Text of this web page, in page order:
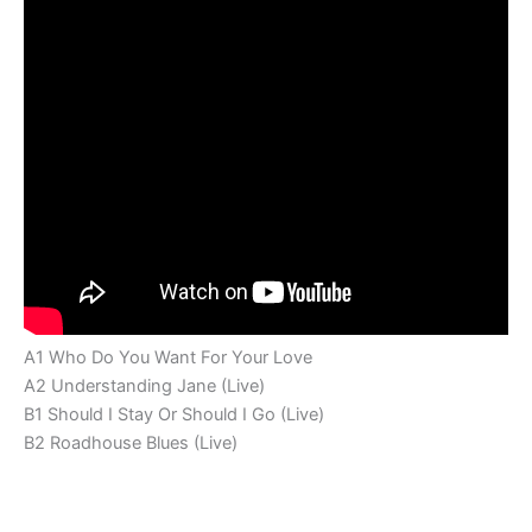
A1 Who Do You Want For Your Love
A2 Understanding Jane (Live)
B1 Should I Stay Or Should I Go (Live)
B2 Roadhouse Blues (Live)